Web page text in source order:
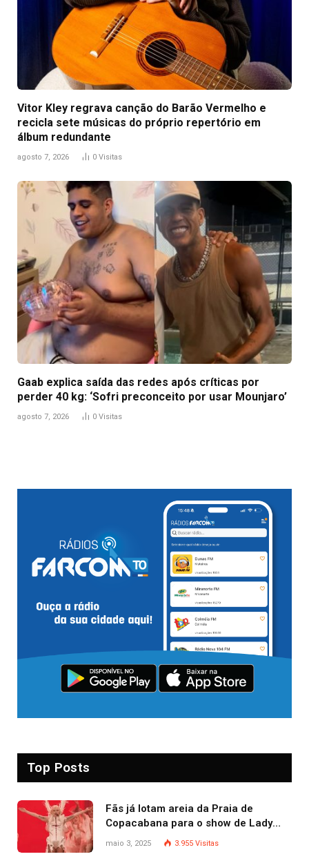
Vitor Kley regrava canção do Barão Vermelho e
recicla sete músicas do próprio repertório em
álbum redundante
agosto 7, 2026 0 Visitas
Gaab explica saída das redes após críticas por
perder 40 kg: ‘Sofri preconceito por usar Mounjaro’
agosto 7, 2026 0 Visitas
Top Posts
Fãs já lotam areia da Praia de
Copacabana para o show de Lady
Gaga
maio 3, 2025 3.955 Visitas